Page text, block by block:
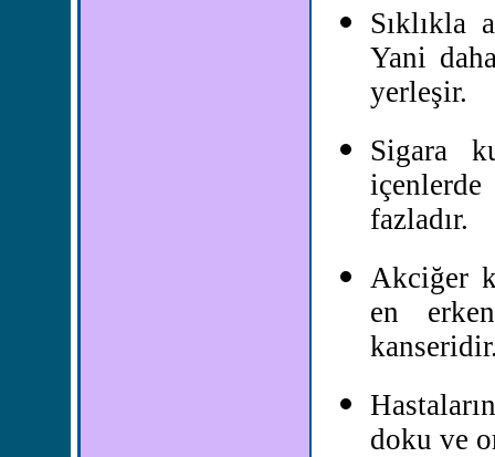
Sıklıkla
Yani
yerleşir.
Sigara
içenlerde
fazladır.
Akciğer
en
doku ve